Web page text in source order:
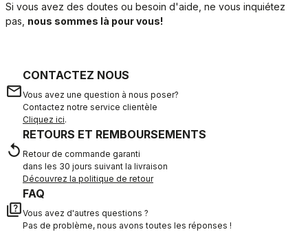
Si vous avez des doutes ou besoin d'aide, ne vous inquiétez
pas, nous sommes là pour vous!
email
CONTACTEZ NOUS
Vous avez une question à nous poser?
Contactez notre service clientèle
Cliquez ici.
replay
RETOURS ET REMBOURSEMENTS
Retour de commande garanti
dans les 30 jours suivant la livraison
Découvrez la politique de retour
quiz
FAQ
Vous avez d'autres questions ?
Pas de problème, nous avons toutes les réponses !